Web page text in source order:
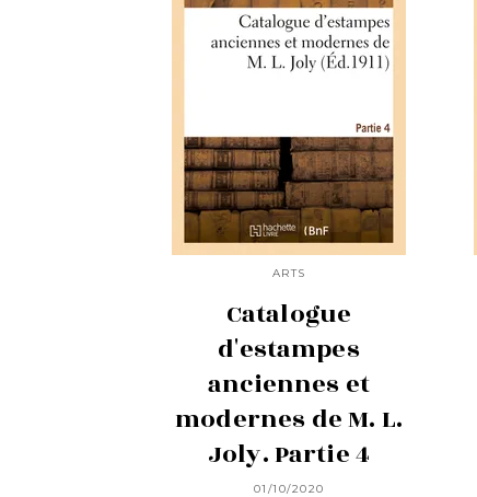
ARTS
Catalogue
d'estampes
anciennes et
modernes de M. L.
Joly. Partie 4
01/10/2020